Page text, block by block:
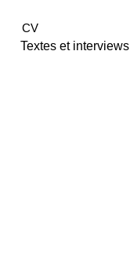
CV
Textes et interviews